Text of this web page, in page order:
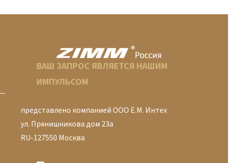
ВАШ ЗАПРОС ЯВЛЯЕТСЯ НАШИМ
ИМПУЛЬСОМ
представлено компанией ООО Е.М. Интех
ул. Прянишникова дом 23а
RU-127550 Москва